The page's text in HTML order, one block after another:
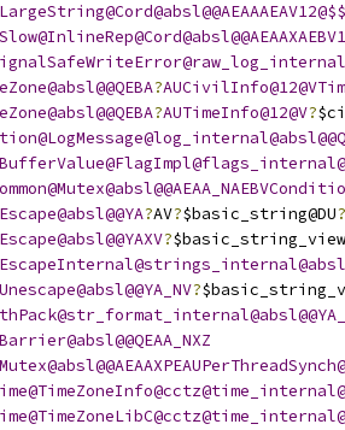
?
?AUTimeInfo@12@V?
?AV?$basic_string@DU?
?
?